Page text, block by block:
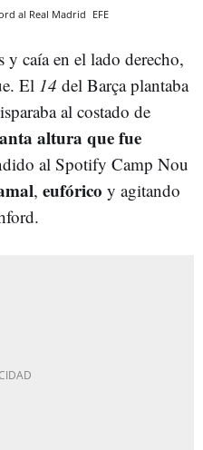
al Real Madrid EFE
y caía en el lado derecho,
El 14 del Barça plantaba
al costado de
altura que fue
al Spotify Camp Nou
, eufórico y agitando